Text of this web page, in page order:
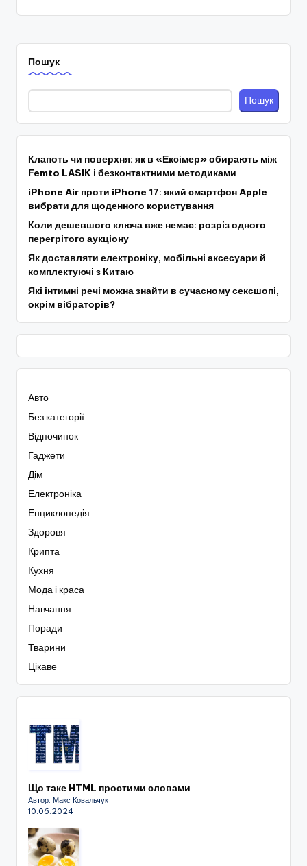
Пошук
Пошук
Клапоть чи поверхня: як в «Ексімер» обирають між
Femto LASIK і безконтактними методиками
iPhone Air проти iPhone 17: який смартфон Apple
вибрати для щоденного користування
Коли дешевшого ключа вже немає: розріз одного
перегрітого аукціону
Як доставляти електроніку, мобільні аксесуари й
комплектуючі з Китаю
Які інтимні речі можна знайти в сучасному сексшопі,
окрім вібраторів?
Авто
Без категорії
Відпочинок
Гаджети
Дім
Електроніка
Енциклопедія
Здоровя
Крипта
Кухня
Мода і краса
Навчання
Поради
Тварини
Цікаве
Що таке HTML простими словами
Автор: Макс Ковальчук
10.06.2024